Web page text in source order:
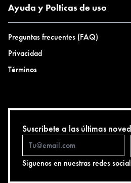
Ayuda y Polticas de uso
Preguntas frecuentes (FAQ)
Privacidad
Términos
Suscríbete a las últimas
Siguenos en nuestras redes